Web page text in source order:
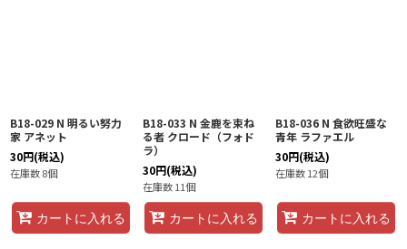
B18-029 N 明るい努力
家 アネット
30円(税込)
在庫数 8個
カートに入れる
B18-033 N 金鹿を束ね
る者 クロード（フォド
ラ）
30円(税込)
在庫数 11個
カートに入れる
B18-036 N 食欲旺盛な
青年 ラファエル
30円(税込)
在庫数 12個
カートに入れる